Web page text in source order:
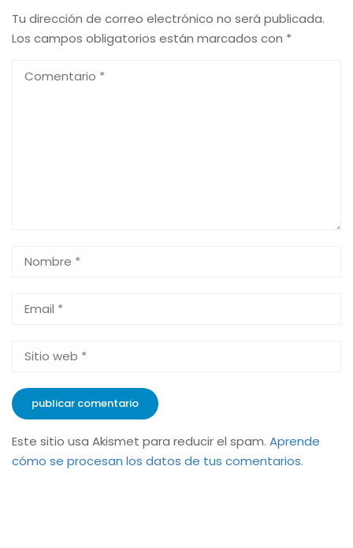
Tu dirección de correo electrónico no será publicada.
Los campos obligatorios están marcados con *
Este sitio usa Akismet para reducir el spam. Aprende
cómo se procesan los datos de tus comentarios.